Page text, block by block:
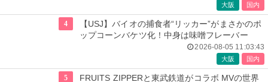
大阪 国内
4
【USJ】バイオの捕食者“リッカー”がまさかのポ
ップコーンバケツ化！中身は味噌フレーバー
2026-08-05 11:03:43
大阪 国内
5
FRUITS ZIPPERと東武鉄道がコラボ MVの世界